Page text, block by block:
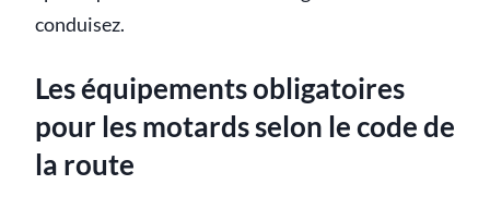
conduisez.
Les équipements obligatoires
pour les motards selon le code de
la route